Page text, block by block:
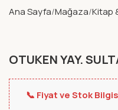
Ana Sayfa Mağaza Kitap
OTUKEN YAY.
📞 Fiyat ve Stok